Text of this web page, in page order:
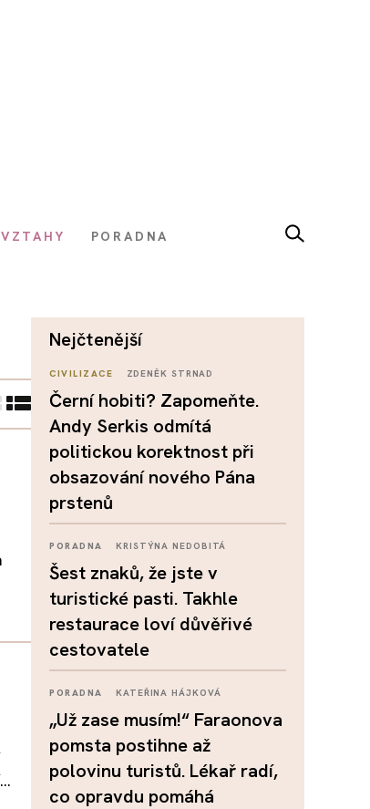
PORADNA
nejčtenější
CIVILIZACE ZDENĚK STRNAD
Černí hobiti? Zapomeňte.
Andy Serkis odmítá
politickou korektnost při
obsazování nového Pána
prstenů
PORADNA KRISTÝNA NEDOBITÁ
Šest znaků, že jste v
turistické pasti. Takhle
restaurace loví důvěřivé
cestovatele
PORADNA KATEŘINA HÁJKOVÁ
„Už zase musím!“ Faraonova
pomsta postihne až
polovinu turistů. Lékař radí,
co opravdu pomáhá